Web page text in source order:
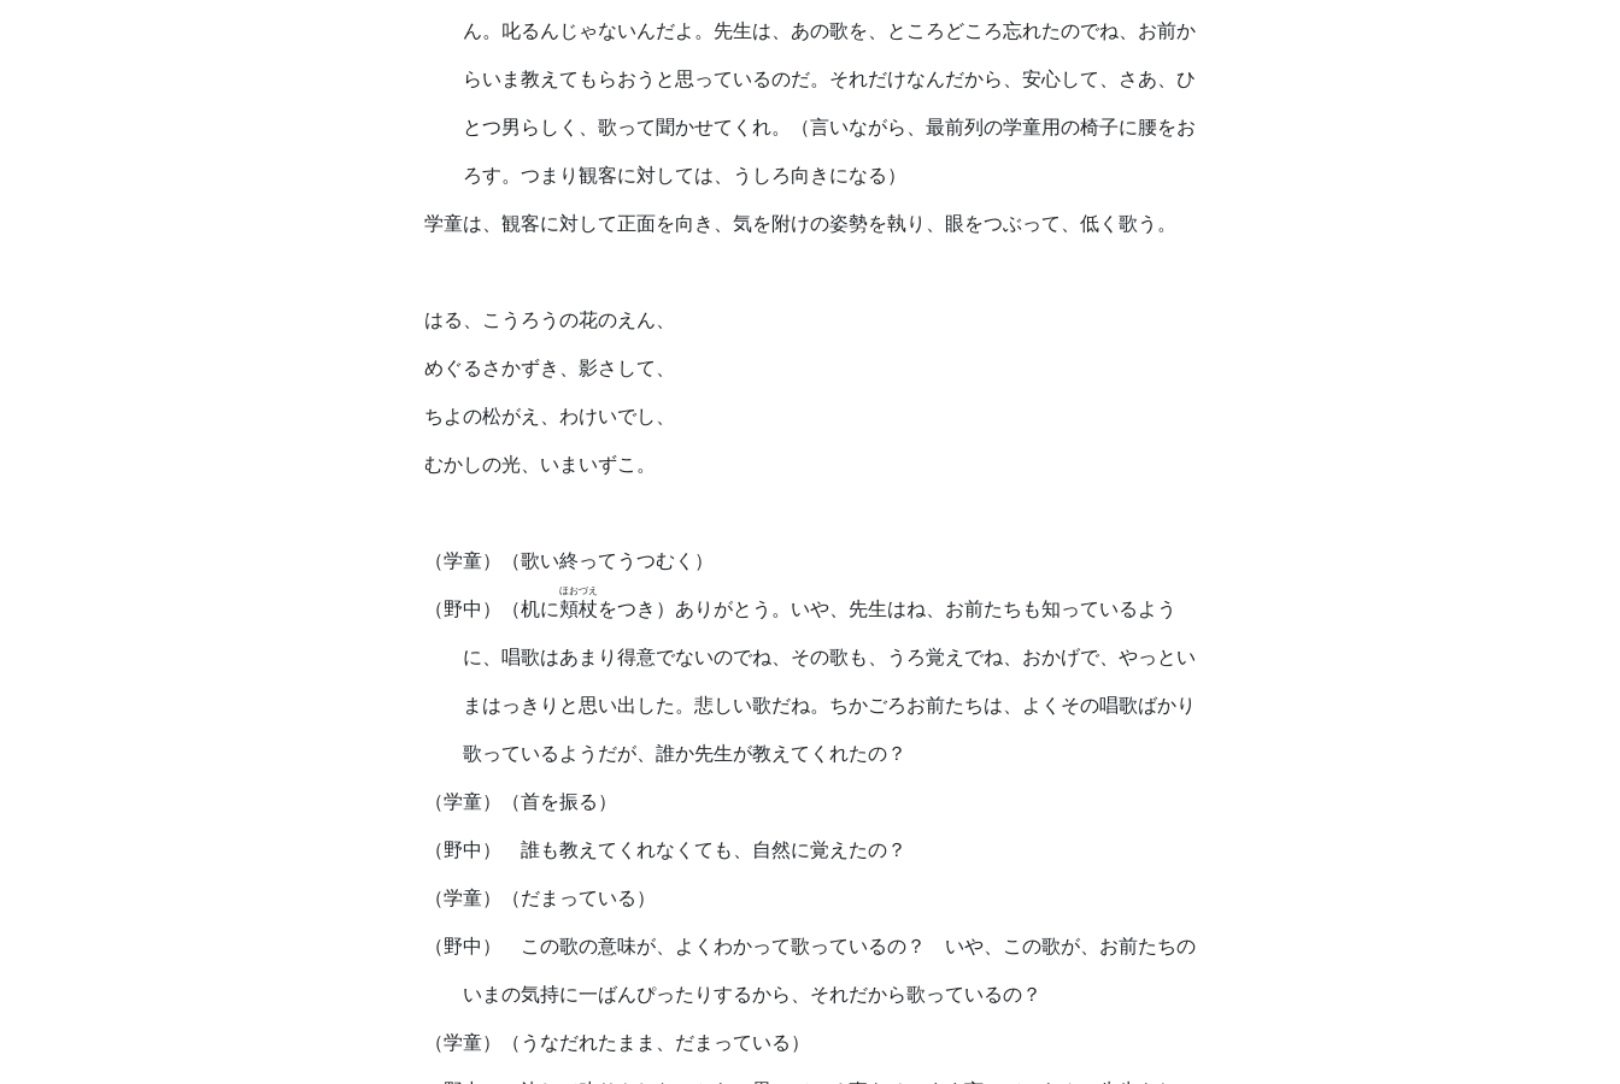
ん。叱るんじゃないんだよ。先生は、あの歌を、ところどころ忘れたのでね、お前か
らいま教えてもらおうと思っているのだ。それだけなんだから、安心して、さあ、ひ
とつ男らしく、歌って聞かせてくれ。（言いながら、最前列の学童用の椅子に腰をお
ろす。つまり観客に対しては、うしろ向きになる）
学童は、観客に対して正面を向き、気を附けの姿勢を執り、眼をつぶって、低く歌う。
はる、こうろうの花のえん、
めぐるさかずき、影さして、
ちよの松がえ、わけいでし、
むかしの光、いまいずこ。
（学童）（歌い終ってうつむく）
（野中）（机に頬杖
ほおづえ
をつき）ありがとう。いや、先生はね、お前たちも知っているよう
に、唱歌はあまり得意でないのでね、その歌も、うろ覚えでね、おかげで、やっとい
まはっきりと思い出した。悲しい歌だね。ちかごろお前たちは、よくその唱歌ばかり
歌っているようだが、誰か先生が教えてくれたの？
（学童）（首を振る）
（野中） 誰も教えてくれなくても、自然に覚えたの？
（学童）（だまっている）
（野中） この歌の意味が、よくわかって歌っているの？ いや、この歌が、お前たちの
いまの気持に一ばんぴったりするから、それだから歌っているの？
（学童）（うなだれたまま、だまっている）